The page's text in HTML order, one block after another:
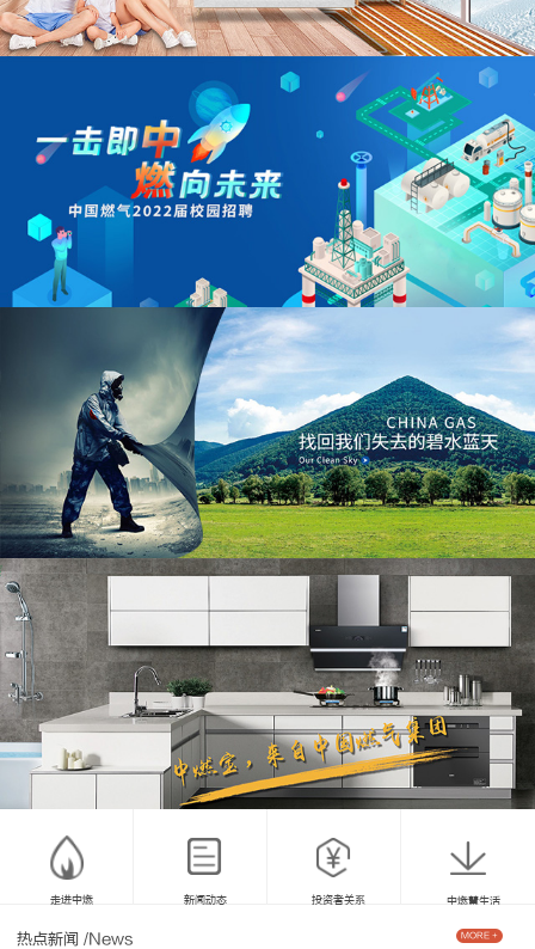
走进中燃 新闻动态 投资者关系 中燃慧生活
热点新闻 /News MORE +